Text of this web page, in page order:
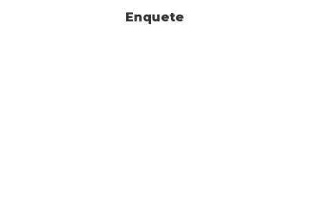
Enquete